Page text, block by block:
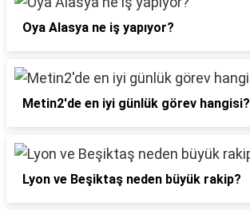
Oya Alasya ne iş yapıyor?
Metin2'de en iyi günlük görev hangisi?
Lyon ve Beşiktaş neden büyük rakip?